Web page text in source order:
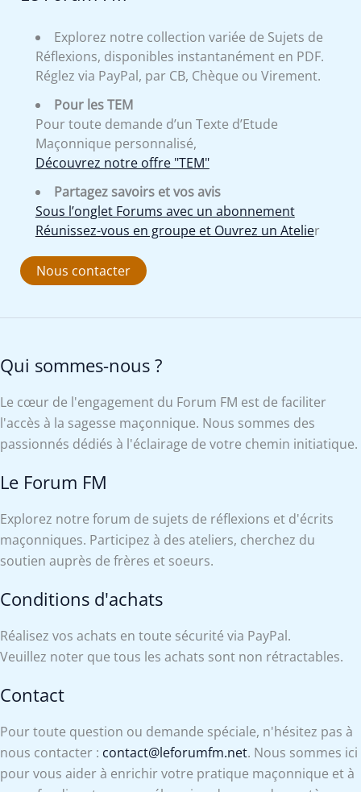
Explorez notre collection variée de Sujets de
Réflexions, disponibles instantanément en PDF.
Réglez via PayPal, par CB, Chèque ou Virement.
Pour les TEM
Pour toute demande d’un Texte d’Etude
Maçonnique personnalisé,
Découvrez notre offre "TEM"
Partagez savoirs et vos avis
Sous l’onglet Forums avec un abonnement
Réunissez-vous en groupe et Ouvrez un Atelier
Nous contacter
Qui sommes-nous ?
Le cœur de l'engagement du Forum FM est de faciliter
l'accès à la sagesse maçonnique. Nous sommes des
passionnés dédiés à l'éclairage de votre chemin initiatique.
Le Forum FM
Explorez notre forum de sujets de réflexions et d'écrits
maçonniques. Participez à des ateliers, cherchez du
soutien auprès de frères et soeurs.
Conditions d'achats
Réalisez vos achats en toute sécurité via PayPal.
Veuillez noter que tous les achats sont non rétractables.
Contact
Pour toute question ou demande spéciale, n'hésitez pas à
nous contacter : contact@leforumfm.net. Nous sommes ici
pour vous aider à enrichir votre pratique maçonnique et à